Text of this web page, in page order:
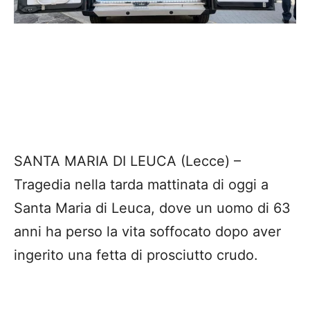
SANTA MARIA DI LEUCA (Lecce) –
Tragedia nella tarda mattinata di oggi a
Santa Maria di Leuca, dove un uomo di 63
anni ha perso la vita soffocato dopo aver
ingerito una fetta di prosciutto crudo.